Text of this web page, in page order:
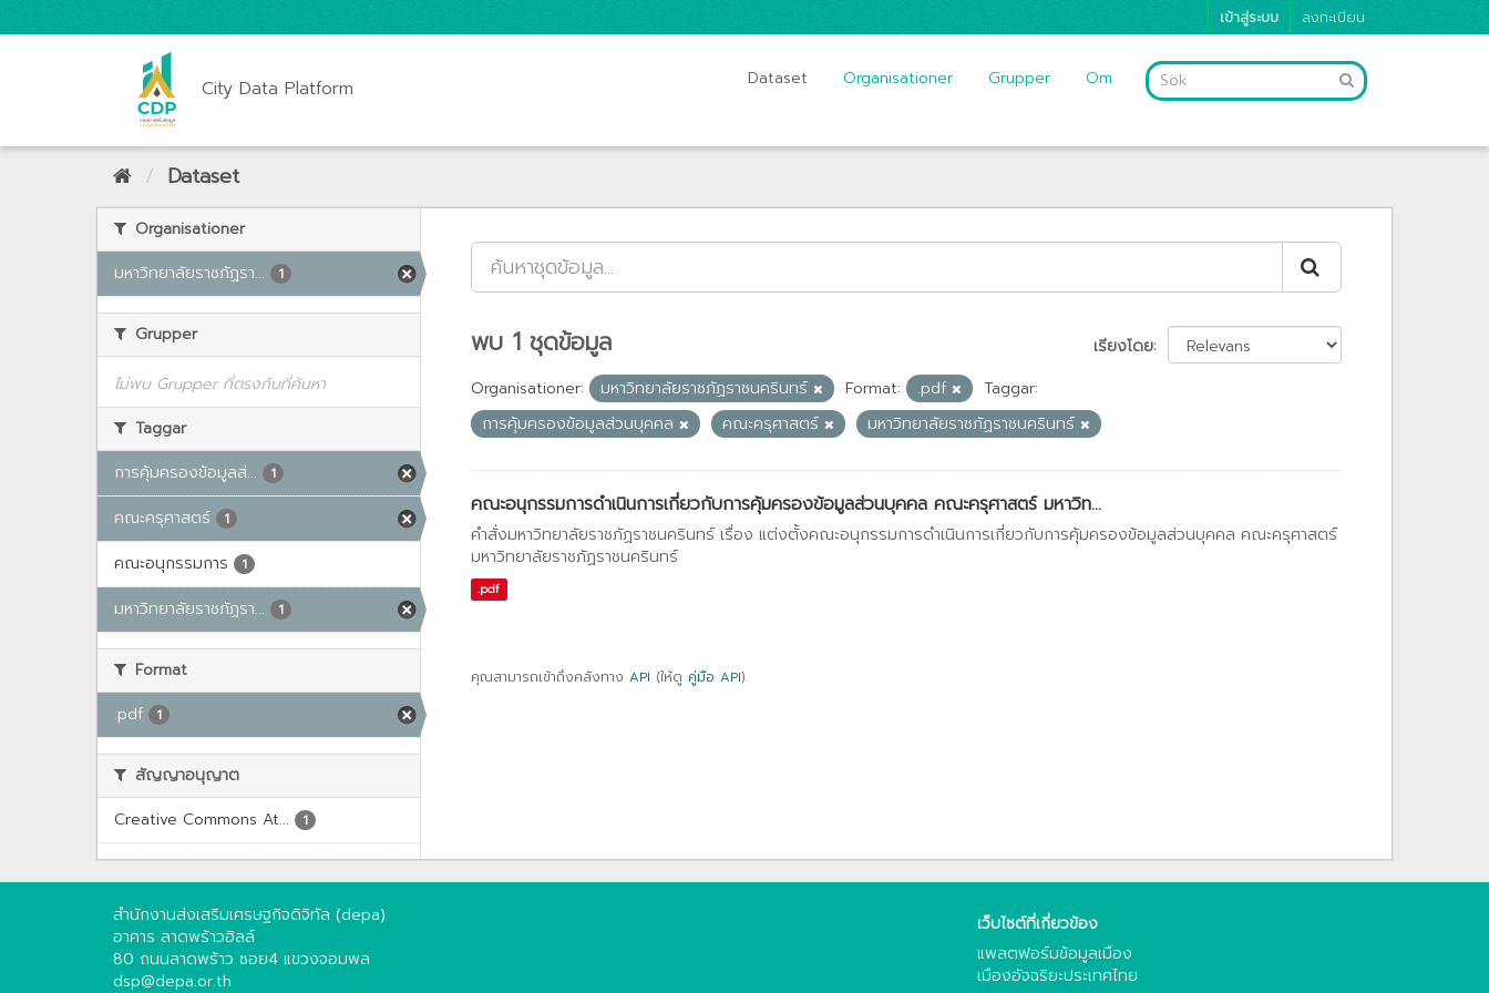
เข้าสู่ระบบ ลงทะเบียน
City Data Platform Dataset Organisationer Grupper Om
Dataset
Organisationer
มหาวิทยาลัยราชภัฏรา...
1
Grupper
ไม่พบ Grupper ที่ตรงกับที่ค้นหา
Taggar
การคุ้มครองข้อมูลส่...
1
คณะครุศาสตร์ 1
คณะอนุกรรมการ 1
มหาวิทยาลัยราชภัฏรา... 1
Format
.pdf
1
สัญญาอนุญาต
Creative Commons At...
1
เรียงโดย
พบ 1 ชุดข้อมูล
Organisationer: มหาวิทยาลัยราชภัฏราชนครินทร์ Format: .pdf
Taggar:
การคุ้มครองข้อมูลส่วนบุคคล
คณะครุศาสตร์ มหาวิทยาลัยราชภัฏราชนครินทร์
คณะอนุกรรมการดำเนินการเกี่ยวกับการคุ้มครองข้อมูลส่วนบุคคล คณะครุศาสตร์ มหาวิท...
คำสั่งมหาวิทยาลัยราชภัฏราชนครินทร์ เรื่อง แต่งตั้งคณะอนุกรรมการดำเนินการเกี่ยวกับการคุ้มครองข้อมูลส่วนบุคคล คณะครุศาสตร์
มหาวิทยาลัยราชภัฏราชนครินทร์
.pdf
คุณสามารถเข้าถึงคลังทาง API (ให้ดู คู่มือ API).
สำนักงานส่งเสริมเศรษฐกิจดิจิทัล (depa)
อาคาร ลาดพร้าวฮิลล์
80 ถนนลาดพร้าว ซอย4 แขวงจอมพล
dsp@depa.or.th
เว็บไซต์ที่เกี่ยวข้อง
แพลตฟอร์มข้อมูลเมือง
เมืองอัจฉริยะประเทศไทย